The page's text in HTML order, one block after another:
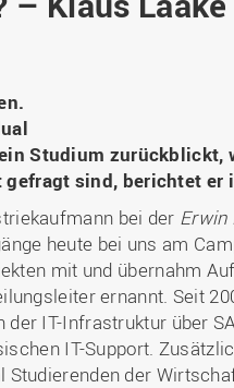
LearningCenter
Career Services
GROWTH -
die Praxis
Gründungen | Start-
Transfer in die
NETZWERKE
UAS7
Amtsblatt
Studium zurückblickt,
sind, berichtet er
bei der Erwin
heute bei uns am
mit und übernahm
ernannt. Seit
IT-Infrastruktur über
IT-Support.
der